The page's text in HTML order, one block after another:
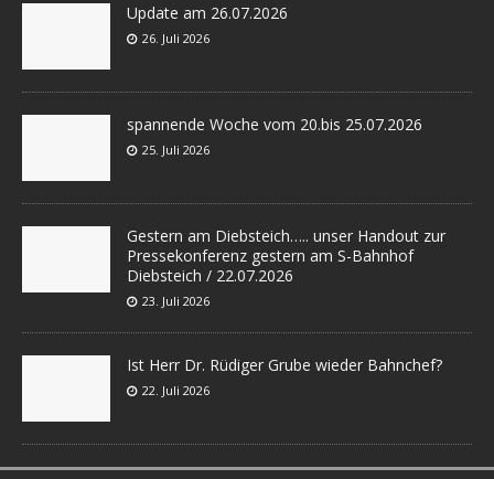
Update am 26.07.2026
26. Juli 2026
spannende Woche vom 20.bis 25.07.2026
25. Juli 2026
Gestern am Diebsteich….. unser Handout zur
Pressekonferenz gestern am S-Bahnhof
Diebsteich / 22.07.2026
23. Juli 2026
Ist Herr Dr. Rüdiger Grube wieder Bahnchef?
22. Juli 2026